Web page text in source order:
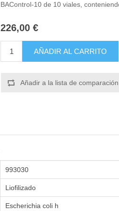
BAControl-10 de 10 viales,
226,00 €
AÑADIR AL CARRITO
Añadir a la lista de comparación
993030
Liofilizado
Escherichia coli h